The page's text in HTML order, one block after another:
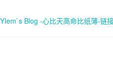
YIem`s Blog -心比天高命比纸薄-链